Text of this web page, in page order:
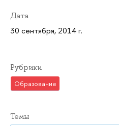
Дата
30 сентября, 2014 г.
Рубрики
Образование
Темы